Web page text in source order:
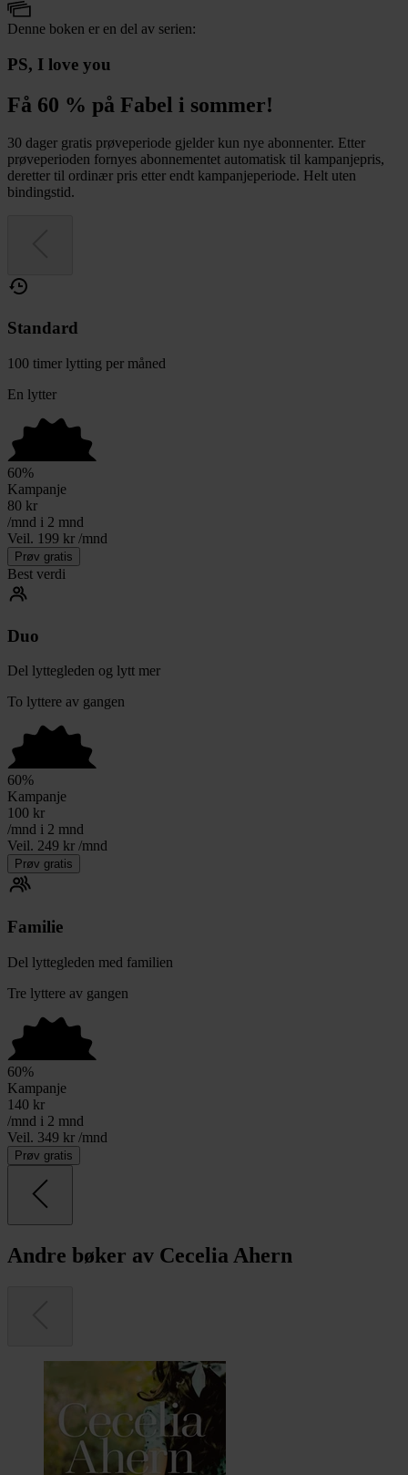
Denne boken er en del av serien:
PS, I love you
Få 60 % på Fabel i sommer!
30 dager gratis prøveperiode gjelder kun nye abonnenter. Etter
prøveperioden fornyes abonnementet automatisk til kampanjepris,
deretter til ordinær pris etter endt kampanjeperiode. Helt uten
bindingstid.
Standard
100 timer lytting per måned
En lytter
60%
Kampanje
80 kr
/mnd i 2 mnd
Veil. 199 kr /mnd
Prøv gratis
Best verdi
Duo
Del lyttegleden og lytt mer
To lyttere av gangen
60%
Kampanje
100 kr
/mnd i 2 mnd
Veil. 249 kr /mnd
Prøv gratis
Familie
Del lyttegleden med familien
Tre lyttere av gangen
60%
Kampanje
140 kr
/mnd i 2 mnd
Veil. 349 kr /mnd
Prøv gratis
Andre bøker av Cecelia Ahern